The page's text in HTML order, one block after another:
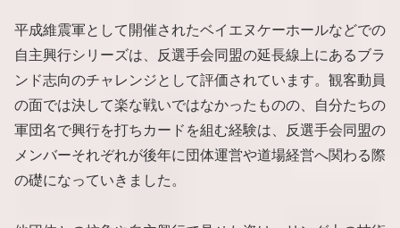
平成維震軍として開催されたベイエヌケーホールなどでの
自主興行シリーズは、反選手会同盟の延長線上にあるブラ
ンド志向のチャレンジとして評価されています。観客動員
の面では決して楽な戦いではなかったものの、自分たちの
軍団名で興行を打ちカードを組む経験は、反選手会同盟の
メンバーそれぞれが後年に団体運営や道場経営へ関わる際
の礎になっていきました。